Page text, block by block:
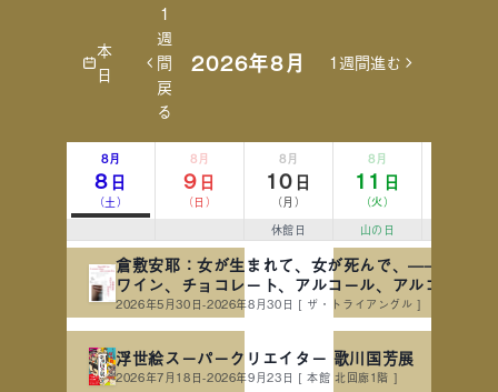
本
日
1
週
間
戻
る
2026年8月 1週間進む
8月
8 日
（土）
8月
9 日
（日）
8月
10 日
（月）
休館日
8月
11 日
（火）
山の日
倉敷安耶：女が生まれて、女が死んで、——母の血
ワイン、チョコレート、アルコール、アルコール、
ルコール
2026年5月30日-2026年8月30日 [ ザ・トライアングル ]
浮世絵スーパークリエイター 歌川国芳展
2026年7月18日-2026年9月23日 [ 本館 北回廊1階 ]